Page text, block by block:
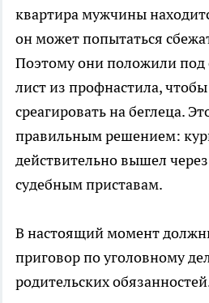
квартира мужчины
он может попытаться
Поэтому они положили
лист из профнастила,
среагировать на беглеца.
правильным решением:
действительно вышел
судебным приставам.
В настоящий момент
приговор по уголовному
родительских